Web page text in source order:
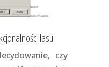
lasu
czy